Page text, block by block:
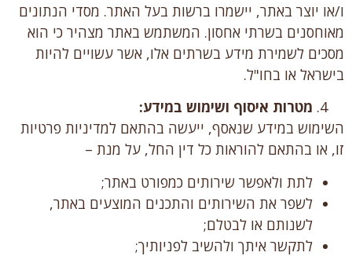
ו/או יוצר באתר, יישמרו ברשות בעל האתר. מסדי הנתונים
מאוחסנים בשרתי אחסון. המשתמש באתר מצהיר כי הוא
מסכים לשמירת מידע בשרתים אלו, אשר עשויים להיות
בישראל או בחו"ל.
מטרות איסוף ושימוש במידע:
השימוש במידע שנאסף, ייעשה בהתאם למדיניות פרטיות
זו, או בהתאם להוראות כל דין החל, על מנת –
לתת ולאפשר שירותים כמפורט באתר;
לשפר את השירותים והתכנים המוצעים באתר,
לשנותם או לבטלם;
לתקשר איתך ולהשיב לפניותיך;